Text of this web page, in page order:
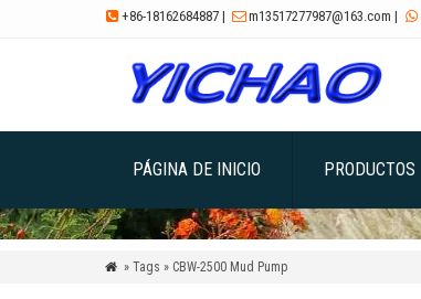
 +86-18162684887 | m13517277987@163.com | 
PÁGINA DE INICIO PRODUCTOS
 » Tags » CBW-2500 Mud Pump